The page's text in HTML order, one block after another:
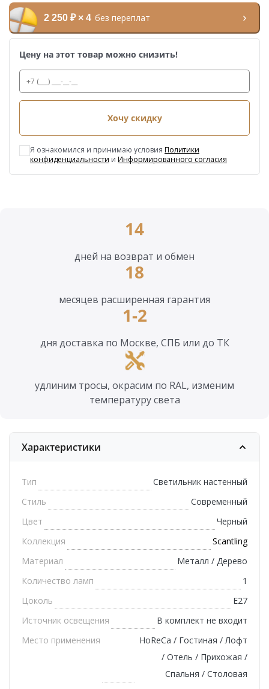
2 250 ₽ × 4 без переплат
Цену на этот товар можно снизить!
Хочу скидку
Я ознакомился и принимаю условия Политики
конфиденциальности и Информированного согласия
14
дней на возврат и обмен
18
месяцев расширенная гарантия
1-2
дня доставка по Москве, СПБ или до ТК
удлиним тросы, окрасим по RAL, изменим
температуру света
Характеристики
Тип
Светильник настенный
Стиль
Современный
Цвет
Черный
Коллекция
Scantling
Материал
Металл / Дерево
Количество ламп
1
Цоколь
E27
Источник освещения
В комплект не входит
Место применения
HoReCa / Гостиная / Лофт
/ Отель / Прихожая /
Спальня / Столовая